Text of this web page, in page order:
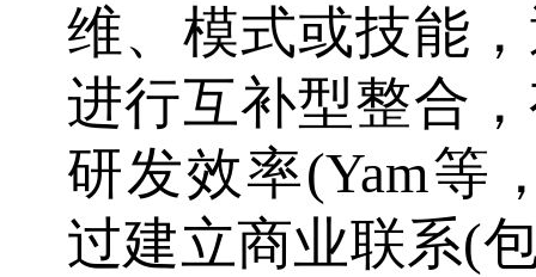
维、模式或技能
进行互补型整合
研发效率(Yam等
过建立商业联系(